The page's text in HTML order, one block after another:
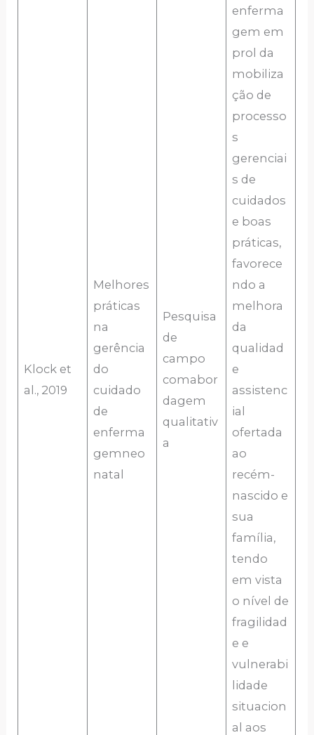
Klock et
al., 2019
Melhores
práticas
na
gerência
do
cuidado
de
enferma
gemneo
natal
Pesquisa
de
campo
comabor
dagem
qualitativ
a
enferma
gem em
prol da
mobiliza
ção de
processo
s
gerenciai
s de
cuidados
e boas
práticas,
favorece
ndo a
melhora
da
qualidad
e
assistenc
ial
ofertada
ao
recém-
nascido e
sua
família,
tendo
em vista
o nível de
fragilidad
e e
vulnerabi
lidade
situacion
al aos